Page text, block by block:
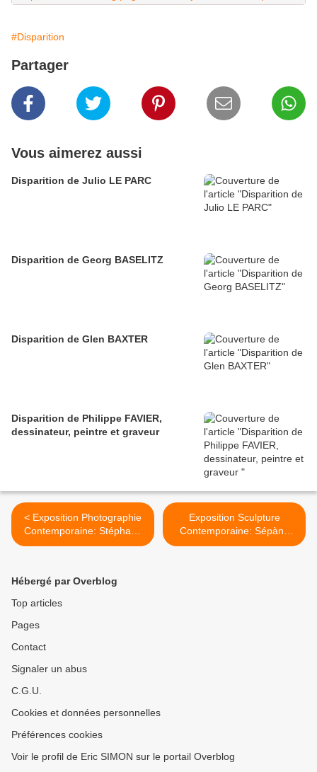
#Disparition
Partager
Vous aimerez aussi
Disparition de Julio LE PARC
Disparition de Georg BASELITZ
Disparition de Glen BAXTER
Disparition de Philippe FAVIER,
dessinateur, peintre et graveur
< Exposition Photographie
Contemporaine: Stéphane
COUTURIER
Exposition Sculpture
Contemporaine: Sépànd
DANESH «moi, mon aigle et
Hébergé par Overblog
Top articles
Pages
Contact
Signaler un abus
C.G.U.
Cookies et données personnelles
Préférences cookies
Voir le profil de Eric SIMON sur le portail Overblog